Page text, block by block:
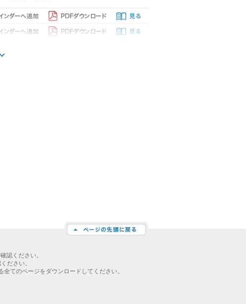
認ください。
ださい。
てのページをダウンロードしてください。